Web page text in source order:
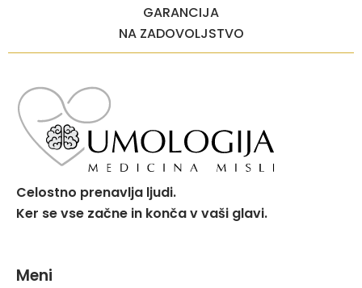
GARANCIJA
NA ZADOVOLJSTVO
Celostno prenavlja ljudi.
Ker se vse začne in konča v vaši glavi.
Meni